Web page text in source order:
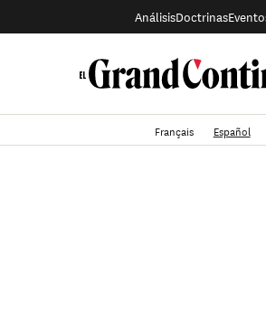
AnálisisDoctrinas
Français Español